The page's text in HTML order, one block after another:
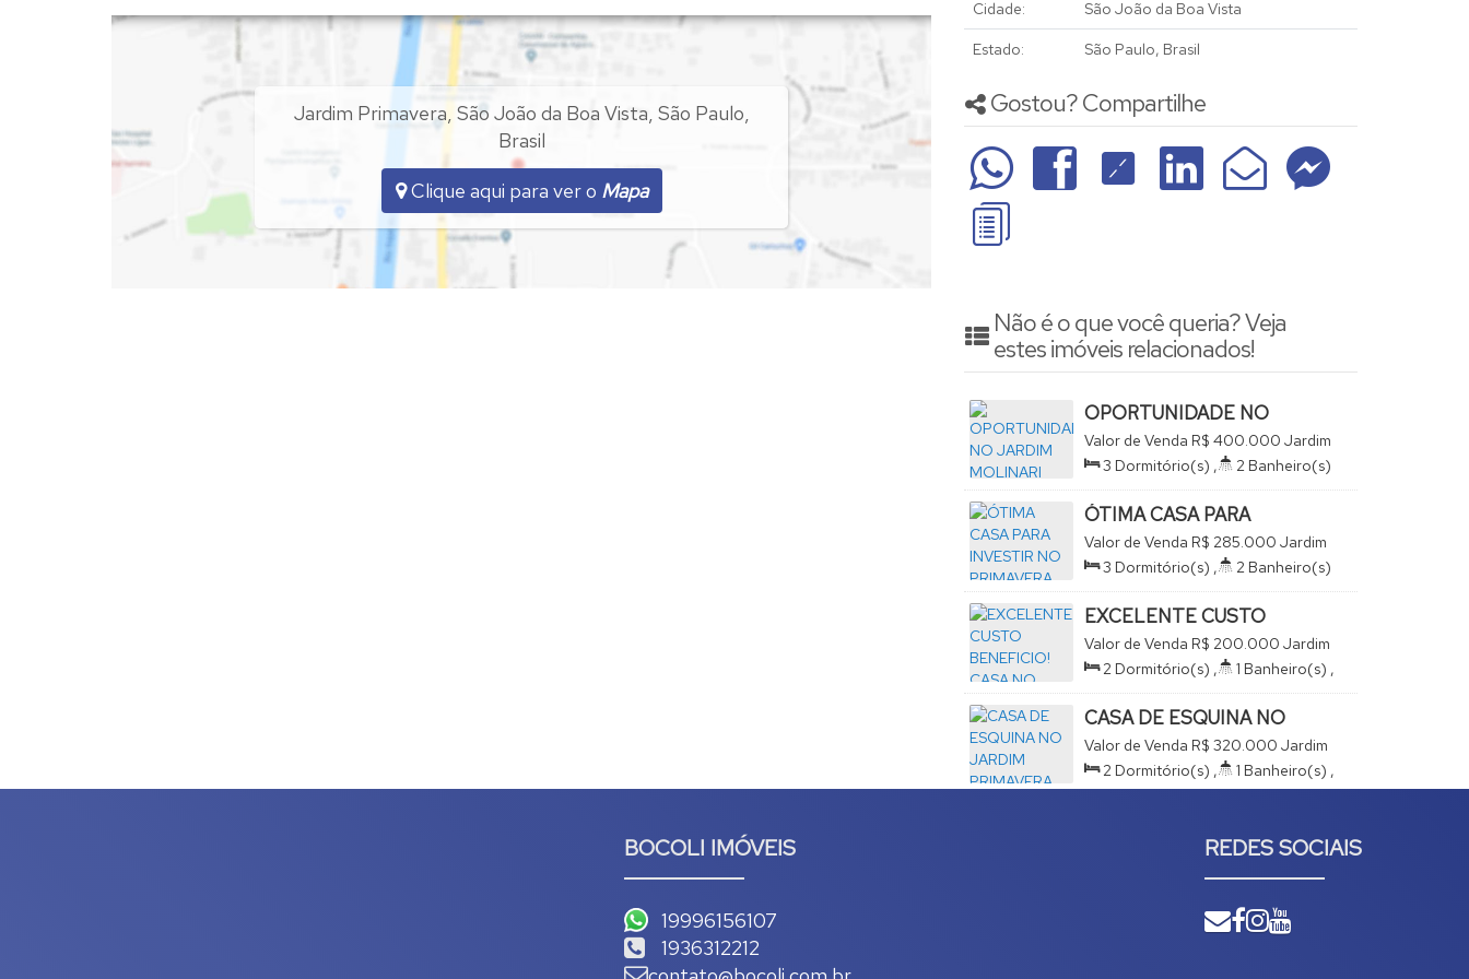
✅ Possui garagem.
✅ Relógio de energia e água são independentes.
Pavimento Superior:
✅Sala conjugado com a cozinha;
1 (Um) Banheiro Social;
✅Lavanderia;
Jardim Primavera São João da Boa Vista São Paulo
Brasil
Clique aqui para ver o Mapa
Cidade: São João da Boa Vista
Estado: São Paulo, Brasil
Gostou? Compartilhe
Não é o que você queria? Veja
estes imóveis relacionados!
OPORTUNIDADE NO
JARDIM MOLINARI
R$ 400.000
Valor de Venda
Jardim
Molinari, São João da Boa Vista,
São Paulo, Brasil
3 Dormitório(s) , 2 Banheiro(s)
420.00m², 2 Vaga(s)
145 .00m²
ÓTIMA CASA PARA
INVESTIR NO PRIMAVERA
R$ 285.000
Valor de Venda
Jardim
Primavera, São João da Boa Vista,
São Paulo, Brasil
3 Dormitório(s) , 2 Banheiro(s)
Vaga(s)
Útil:150 .00m²
Terreno:178.45m²
EXCELENTE CUSTO
BENEFICIO! CASA NO
JARDIM DAS AZALÉIAS
R$ 200.000
Valor de Venda
Jardim
Primavera, São João da Boa Vista,
São Paulo, Brasil
2 Dormitório(s) , 1 Banheiro(s) ,
455.00 m² , Terreno: 201 .00
CASA DE ESQUINA NO
JARDIM PRIMAVERA COM
PISCINA - OPORTUNIDADE
R$ 320.000
Valor de Venda
Jardim
Primavera, São João da Boa Vista,
São Paulo, Brasil
2 Dormitório(s) , 1 Banheiro(s) ,
1Sala(s), Total:100.00m²,
3
BOCOLI IMÓVEIS
19996156107
1936312212
REDES SOCIAIS